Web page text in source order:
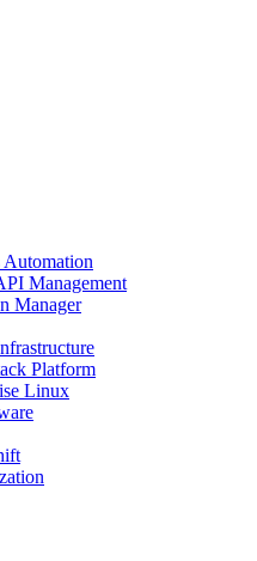
Automation
Management
Manager
Platform
Linux